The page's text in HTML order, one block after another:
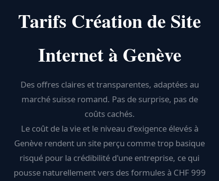
Tarifs Création de Site
Internet à Genève
Des offres claires et transparentes, adaptées au
marché suisse romand. Pas de surprise, pas de
coûts cachés.
Le coût de la vie et le niveau d'exigence élevés à
Genève rendent un site perçu comme trop basique
risqué pour la crédibilité d'une entreprise, ce qui
pousse naturellement vers des formules à CHF 999